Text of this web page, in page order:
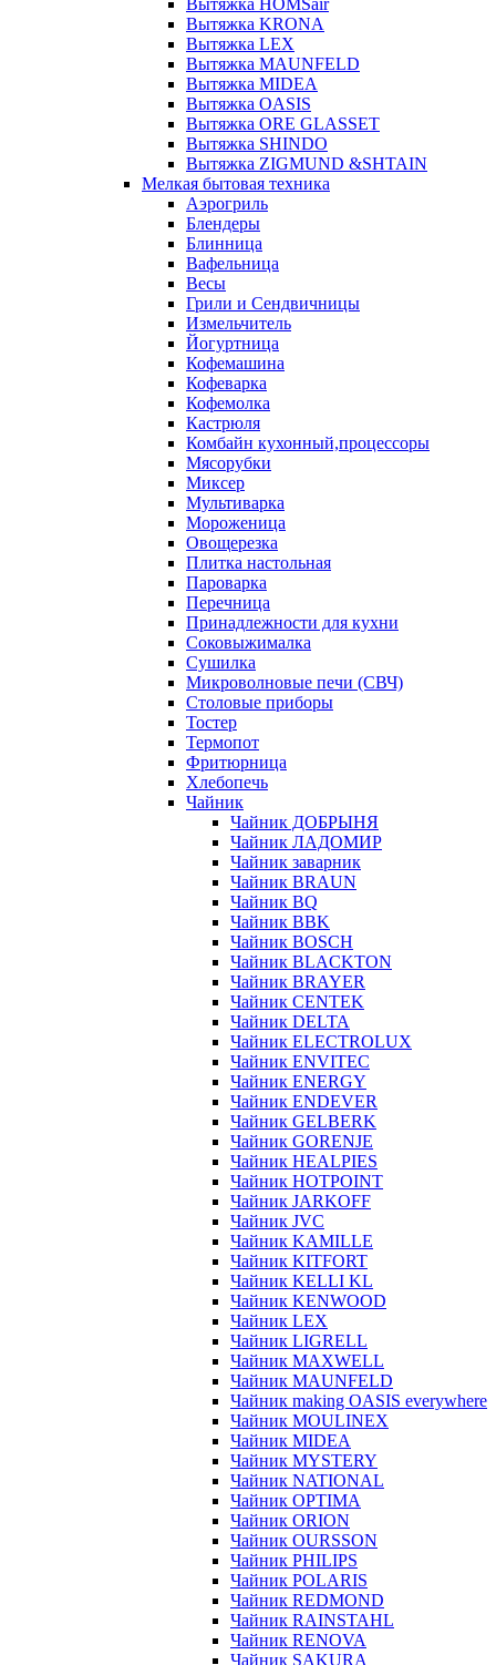
Вытяжка HOMSair
Вытяжка KRONA
Вытяжка LEX
Вытяжка MAUNFELD
Вытяжка MIDEA
Вытяжка OASIS
Вытяжка ORE GLASSET
Вытяжка SHINDO
Вытяжка ZIGMUND &SHTAIN
Мелкая бытовая техника
Аэрогриль
Блендеры
Блинница
Вафельница
Весы
Грили и Сендвичницы
Измельчитель
Йогуртница
Кофемашина
Кофеварка
Кофемолка
Кастрюля
Комбайн кухонный,процессоры
Мясорубки
Миксер
Мультиварка
Мороженица
Овощерезка
Плитка настольная
Пароварка
Перечница
Принадлежности для кухни
Соковыжималка
Сушилка
Микроволновые печи (СВЧ)
Столовые приборы
Тостер
Термопот
Фритюрница
Хлебопечь
Чайник
Чайник ДОБРЫНЯ
Чайник ЛАДОМИР
Чайник заварник
Чайник BRAUN
Чайник BQ
Чайник BBK
Чайник BOSCH
Чайник BLACKTON
Чайник BRAYER
Чайник CENTEK
Чайник DELTA
Чайник ELECTROLUX
Чайник ENVITEC
Чайник ENERGY
Чайник ENDEVER
Чайник GELBERK
Чайник GORENJE
Чайник HEALPIES
Чайник HOTPOINT
Чайник JARKOFF
Чайник JVC
Чайник KAMILLE
Чайник KITFORT
Чайник KELLI KL
Чайник KENWOOD
Чайник LEX
Чайник LIGRELL
Чайник MAXWELL
Чайник MAUNFELD
Чайник making OASIS everywhere
Чайник MOULINEX
Чайник MIDEA
Чайник MYSTERY
Чайник NATIONAL
Чайник OPTIMA
Чайник ORION
Чайник OURSSON
Чайник PHILIPS
Чайник POLARIS
Чайник REDMOND
Чайник RAINSTAHL
Чайник RENOVA
Чайник SAKURA